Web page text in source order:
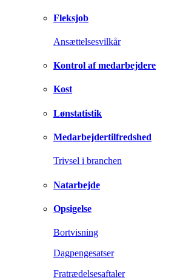
Fleksjob
Ansættelsesvilkår
Kontrol af medarbejdere
Kost
Lønstatistik
Medarbejdertilfredshed
Trivsel i branchen
Natarbejde
Opsigelse
Bortvisning
Dagpengesatser
Fratrædelsesaftaler